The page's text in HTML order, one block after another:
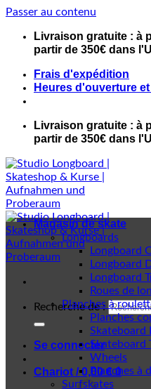
Passer au contenu
Livraison gratuite : à
partir de 350€ dans
Frais d'expédition
Heures d'ouverture
Livraison gratuite : à
partir de 350€ dans
Recherche de :
Se connecter
Chariot /0,00€ 0
Magasin de skate
Longboards
Longboard
Longboard
Longboard
Roues de
Planches à
Planches
Skateboard
Skateboard
Wheels
Planches à
Surfskates